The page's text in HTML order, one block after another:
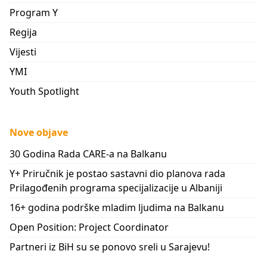
Program Y
Regija
Vijesti
YMI
Youth Spotlight
Nove objave
30 Godina Rada CARE-a na Balkanu
Y+ Priručnik je postao sastavni dio planova rada
Prilagođenih programa specijalizacije u Albaniji
16+ godina podrške mladim ljudima na Balkanu
Open Position: Project Coordinator
Partneri iz BiH su se ponovo sreli u Sarajevu!